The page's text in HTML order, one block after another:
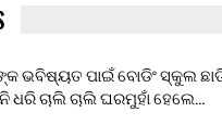
ଭବିଷ୍ୟତ ପାଇଁ ବୋଡିଂ ସ୍କୁଲ
ଧରି ଚାଲି ଚାଲି ଘରମୁହାଁ ହେଲେ…